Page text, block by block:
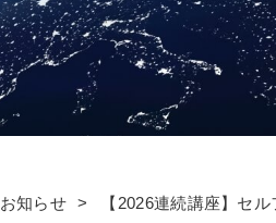
お知らせ 【2026連続講座】セ